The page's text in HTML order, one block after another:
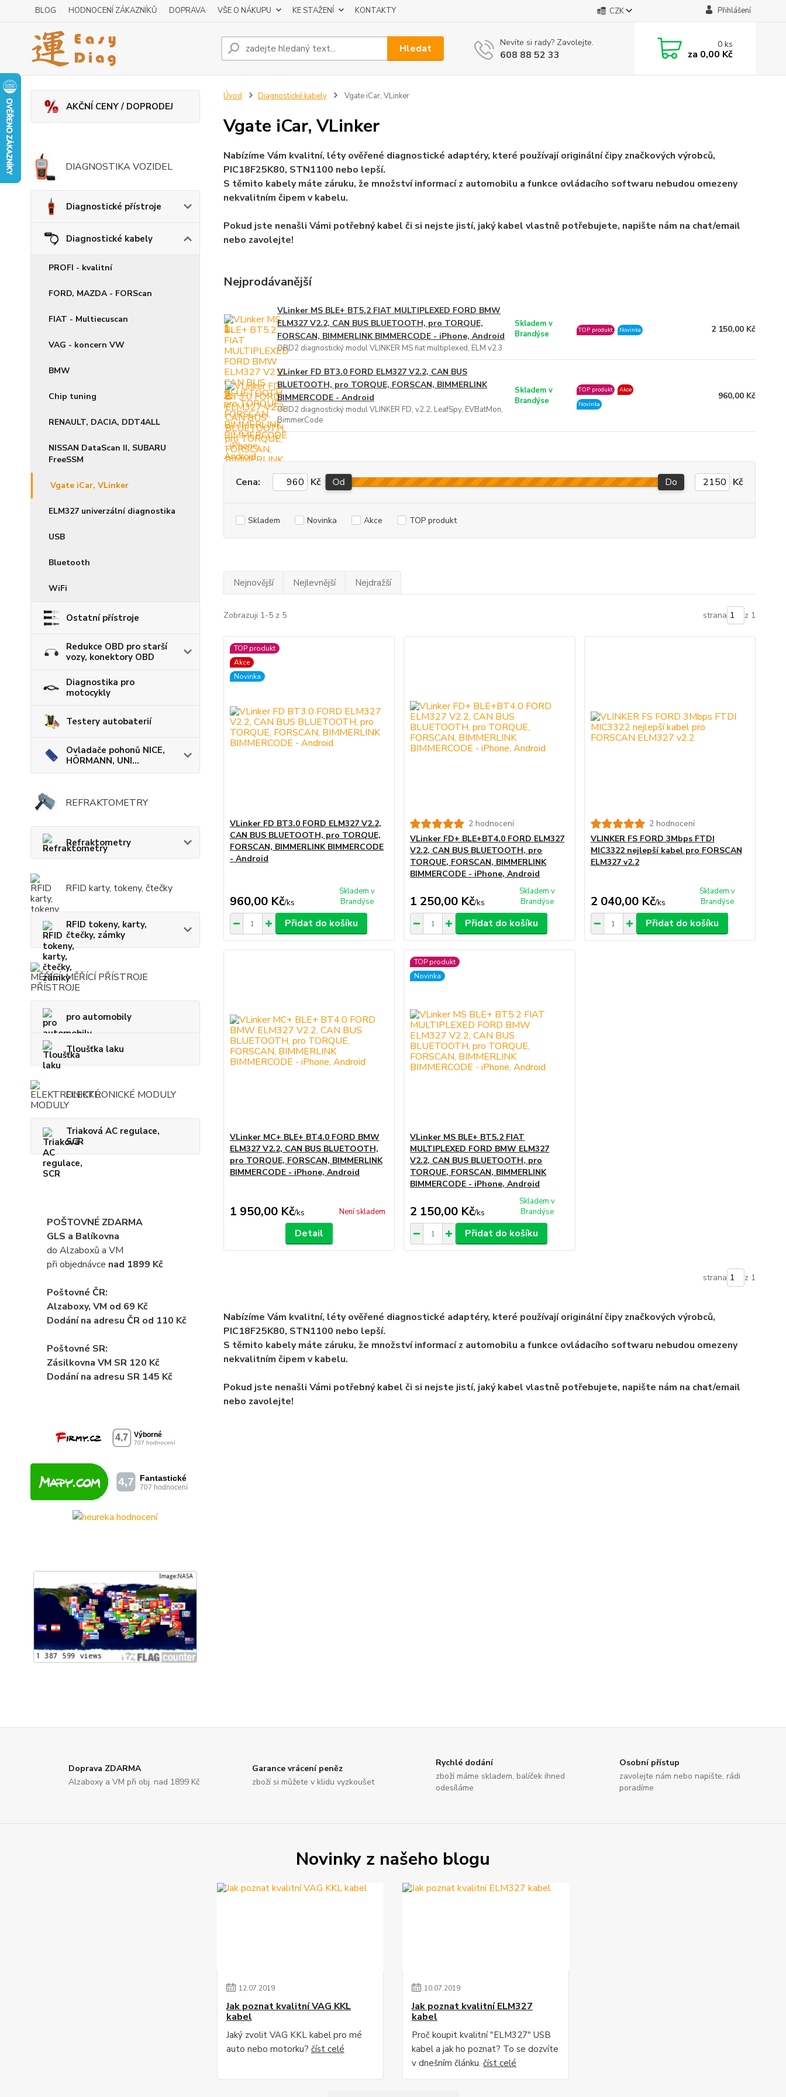
BLOG HODNOCENÍ ZÁKAZNÍKŮ DOPRAVA VŠE O NÁKUPU KE STAŽENÍ KONTAKTY CZK Přihlášení
Hledat Nevíte si rady? Zavolejte.
608 88 52 33
0ks
za 0,00 Kč
AKČNÍ CENY / DOPRODEJ
DIAGNOSTIKA VOZIDEL
Diagnostické přístroje
Diagnostické kabely
PROFI - kvalitní
FORD, MAZDA - FORScan
FIAT - Multiecuscan
VAG - koncern VW
BMW
Chip tuning
RENAULT, DACIA, DDT4ALL
NISSAN DataScan II, SUBARU
FreeSSM
Vgate iCar, VLinker
ELM327 univerzální diagnostika
USB
Bluetooth
WiFi
Ostatní přístroje
Redukce OBD pro starší
vozy, konektory OBD
Diagnostika pro
motocykly
Testery autobaterií
Ovladače pohonů NICE,
HÖRMANN, UNI...
REFRAKTOMETRY
Refraktometry
RFID karty, tokeny, čtečky
RFID tokeny, karty,
čtečky, zámky
MĚŘÍCÍ PŘÍSTROJE
pro automobily
Tloušťka laku
ELEKTRONICKÉ MODULY
Triaková AC regulace,
SCR
POŠTOVNÉ ZDARMA
GLS a Balíkovna
do Alzaboxů a VM
při objednávce nad 1899 Kč
Poštovné ČR:
Alzaboxy, VM od 69 Kč
Dodání na adresu ČR od 110 Kč
Poštovné SR:
Zásilkovna VM SR 120 Kč
Dodánína adresu SR 145 Kč
Úvod Diagnostické kabely Vgate iCar, VLinker
Vgate iCar, VLinker
Nabízíme Vám kvalitní, léty ověřené diagnostické adaptéry, které používají originální čipy značkových výrobců,
PIC18F25K80, STN1100 nebo lepší.
S těmito kabely máte záruku, že množství informací z automobilu a funkce ovládacího softwaru nebudou omezeny
nekvalitním čipem v kabelu.
Pokud jste nenašli Vámi potřebný kabel či si nejste jistí, jaký kabel vlastně potřebujete, napište nám na chat/email
nebo zavolejte!
Nejprodávanější
1.
VLinker MS BLE+ BT5.2 FIAT MULTIPLEXED FORD BMW
ELM327 V2.2, CAN BUS BLUETOOTH, pro TORQUE,
FORSCAN, BIMMERLINK BIMMERCODE - iPhone, Android
OBD2 diagnostický modul VLINKER MS fiat multiplexed, ELM v2.3
Skladem v
Brandýse
TOP produkt Novinka 2 150,00 Kč
2.
VLinker FD BT3.0 FORD ELM327 V2.2, CAN BUS
BLUETOOTH, pro TORQUE, FORSCAN, BIMMERLINK
BIMMERCODE - Android
OBD2 diagnostický modul VLINKER FD, v2.2, LeafSpy, EVBatMon,
BimmerCode
Skladem v
Brandýse
TOP produkt
Akce
Novinka
960,00 Kč
Cena: Kč Od Do Kč
Skladem Novinka Akce TOP produkt
Nejnovější Nejlevnější Nejdražší
Zobrazuji 1-5 z 5 strana z 1
TOP produkt
Akce
Novinka
VLinker FD BT3.0 FORD ELM327 V2.2,
CAN BUS BLUETOOTH, pro TORQUE,
FORSCAN, BIMMERLINK BIMMERCODE
- Android
960,00 Kč/ks
Skladem v
Brandýse
Přidat do košíku
2 hodnocení
VLinker FD+ BLE+BT4.0 FORD ELM327
V2.2, CAN BUS BLUETOOTH, pro
TORQUE, FORSCAN, BIMMERLINK
BIMMERCODE - iPhone, Android
1 250,00 Kč/ks
Skladem v
Brandýse
Přidat do košíku
2 hodnocení
VLINKER FS FORD 3Mbps FTDI
MIC3322 nejlepší kabel pro FORSCAN
ELM327 v2.2
2 040,00 Kč/ks
Skladem v
Brandýse
Přidat do košíku
VLinker MC+ BLE+ BT4.0 FORD BMW
ELM327 V2.2, CAN BUS BLUETOOTH,
pro TORQUE, FORSCAN, BIMMERLINK
BIMMERCODE - iPhone, Android
1 950,00 Kč/ks Není skladem
Detail
TOP produkt
Novinka
VLinker MS BLE+ BT5.2 FIAT
MULTIPLEXED FORD BMW ELM327
V2.2, CAN BUS BLUETOOTH, pro
TORQUE, FORSCAN, BIMMERLINK
BIMMERCODE - iPhone, Android
2 150,00 Kč/ks
Skladem v
Brandýse
Přidat do košíku
strana z 1
Nabízíme Vám kvalitní, léty ověřené diagnostické adaptéry, které používají originální čipy značkových výrobců,
PIC18F25K80, STN1100 nebo lepší.
S těmito kabely máte záruku, že množství informací z automobilu a funkce ovládacího softwaru nebudou omezeny
nekvalitním čipem v kabelu.
Pokud jste nenašli Vámi potřebný kabel či si nejste jistí, jaký kabel vlastně potřebujete, napište nám na chat/email
nebo zavolejte!
Doprava ZDARMA
Alzaboxy a VM při obj. nad 1899 Kč
Garance vrácení peněz
zboží si můžete v klidu vyzkoušet
Rychlé dodání
zboží máme skladem, balíček ihned
odesíláme
Osobní přístup
zavolejte nám nebo napište, rádi
poradíme
Novinky z našeho blogu
12.07.2019
Jak poznat kvalitní VAG KKL
kabel
Jaký zvolit VAG KKL kabel pro mé
auto nebo motorku? číst celé
10.07.2019
Jak poznat kvalitní ELM327
kabel
Proč koupit kvalitní "ELM327" USB
kabel a jak ho poznat? To se dozvíte
v dnešním článku. číst celé